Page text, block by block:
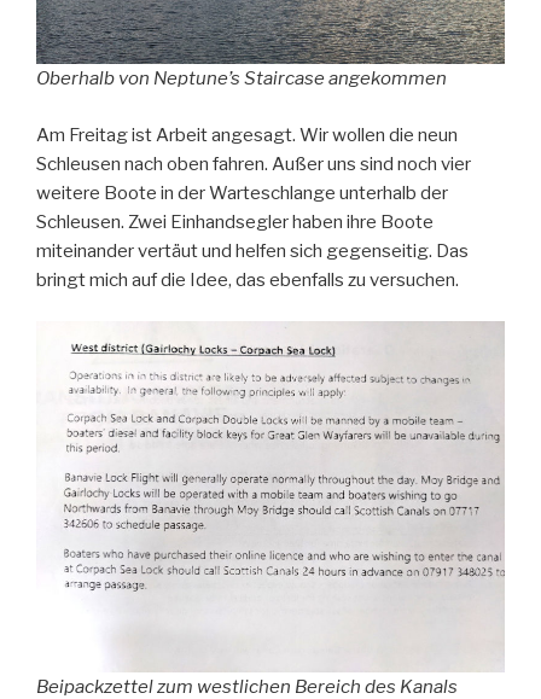
Oberhalb von Neptune’s Staircase angekommen
Am Freitag ist Arbeit angesagt. Wir wollen die neun
Schleusen nach oben fahren. Außer uns sind noch vier
weitere Boote in der Warteschlange unterhalb der
Schleusen. Zwei Einhandsegler haben ihre Boote
miteinander vertäut und helfen sich gegenseitig. Das
bringt mich auf die Idee, das ebenfalls zu versuchen.
Beipackzettel zum westlichen Bereich des Kanals